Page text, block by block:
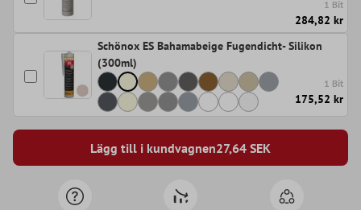
1 Bit
284,82 kr
Schönox ES Bahamabeige Fugendicht- Silikon
(300ml)
1 Bit
175,52 kr
Lägg till i kundvagnen27,64 SEK